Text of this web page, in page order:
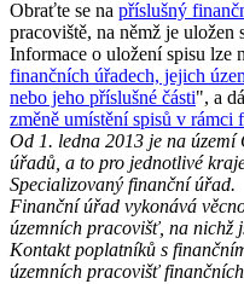
Obraťte se na příslušný
pracoviště, na němž je uložen
Informace o uložení spisu lze
finančních úřadech, jejich
nebo jeho příslušné části", a
změně umístění spisů v rámci
Od 1. ledna 2013 je na území
úřadů, a to pro jednotlivé
Specializovaný finanční úřad.
Finanční úřad vykonává
územních pracovišť, na nichž
Kontakt poplatníků s
územních pracovišť